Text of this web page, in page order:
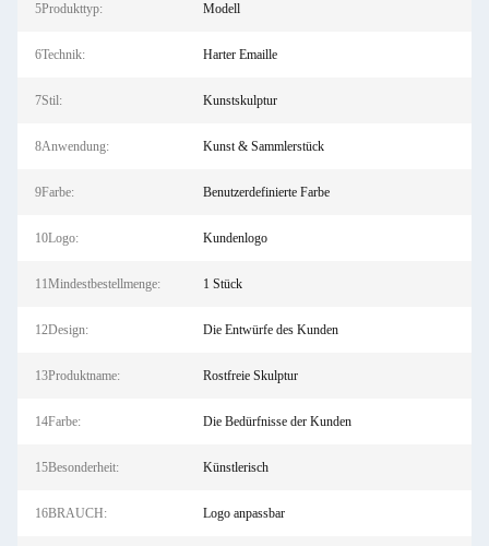
5Produkttyp: Modell
6Technik: Harter Emaille
7Stil: Kunstskulptur
8Anwendung: Kunst & Sammlerstück
9Farbe: Benutzerdefinierte Farbe
10Logo: Kundenlogo
11Mindestbestellmenge: 1 Stück
12Design: Die Entwürfe des Kunden
13Produktname: Rostfreie Skulptur
14Farbe: Die Bedürfnisse der Kunden
15Besonderheit: Künstlerisch
16BRAUCH: Logo anpassbar